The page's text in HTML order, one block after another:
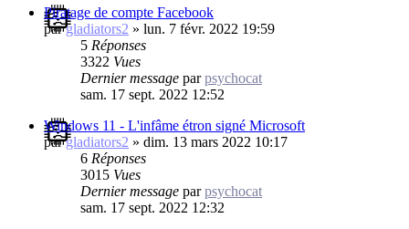
Piratage de compte Facebook
pargladiators2 » lun. 7 févr. 2022 19:59
5 Réponses
3322 Vues
Dernier message parpsychocat
sam. 17 sept. 2022 12:52
Windows 11 - L'infâme étron signé Microsoft
pargladiators2 » dim. 13 mars 2022 10:17
6 Réponses
3015 Vues
Dernier message parpsychocat
sam. 17 sept. 2022 12:32